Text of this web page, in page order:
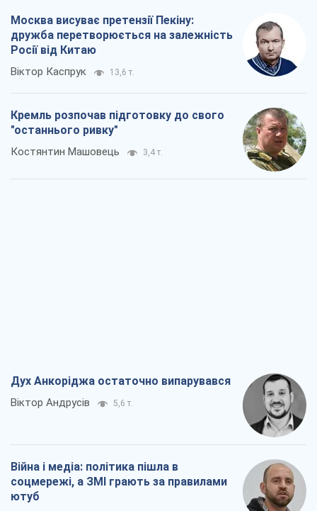
Москва висуває претензії Пекіну:
дружба перетворюється на залежність
Росії від Китаю
Віктор Каспрук 13,6 т.
Кремль розпочав підготовку до свого
"останнього ривку"
Костянтин Машовець 3,4 т.
Дух Анкоріджа остаточно випарувався
Віктор Андрусів 5,6 т.
Війна і медіа: політика пішла в
соцмережі, а ЗМІ грають за правилами
ютуб